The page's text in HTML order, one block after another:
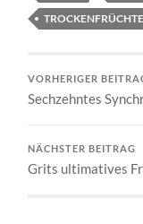
TROCKENFRÜCHTE
VORHERIGER
Sechzehntes
NÄCHSTER BEITRAG
Grits ultimatives